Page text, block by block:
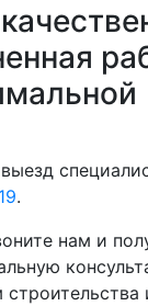
.
нам и